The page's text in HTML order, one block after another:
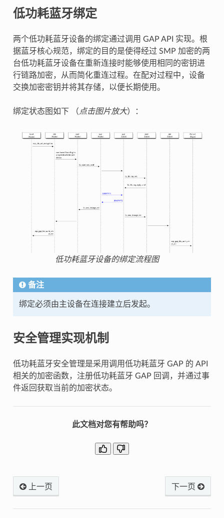
低功耗蓝牙绑定
两个低功耗蓝牙设备的绑定通过调用 GAP API 实现。根
据蓝牙核心规范，绑定的目的是使得经过 SMP 加密的两
台低功耗蓝牙设备在重新连接时能够使用相同的密钥进
行链路加密，从而简化重连过程。在配对过程中，设备
交换加密密钥并将其存储，以便长期使用。
绑定状态图如下 （ 点击图片放大）：
低功耗蓝牙设备的绑定流程图
备注
绑定必须由主设备在连接建立后发起。
安全管理实现机制
低功耗蓝牙安全管理是采用调用低功耗蓝牙 GAP 的 API
相关的加密函数，注册低功耗蓝牙 GAP 回调，并通过事
件返回获取当前的加密状态。
此文档对您有帮助吗？
上一页 下一页